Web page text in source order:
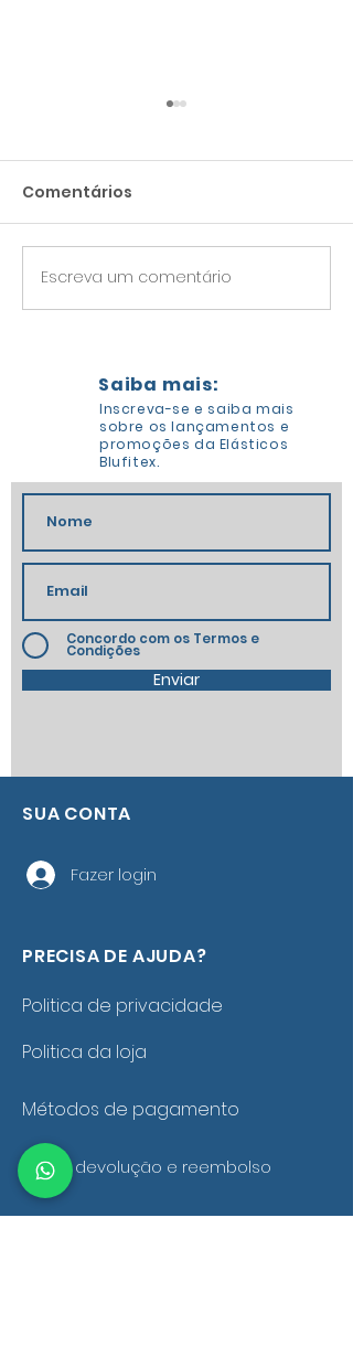
Estampado - 30mm
Comentários
Escreva um comentário
Saiba mais:
Inscreva-se e saiba mais
sobre os lançamentos e
promoções da Elásticos
Blufitex.
Concordo com os Termos e
Condições
Enviar
SUA CONTA
Fazer login
PRECISA DE AJUDA?
Politica de privacidade
Politica da loja
Métodos de pagamento
Troca, devolução e reembolso
Política de frete e entrega